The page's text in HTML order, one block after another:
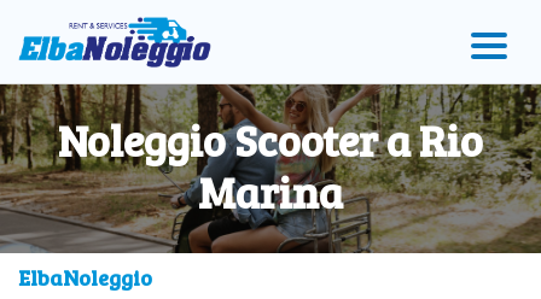
menu
contenuto
principale
Footer
Noleggio Scooter a Rio
Marina
ElbaNoleggio